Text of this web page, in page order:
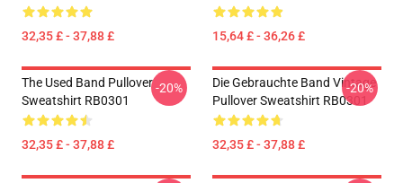
32,35 £ - 37,88 £ 15,64 £ - 36,26 £
The Used Band Pullover
Sweatshirt RB0301
32,35 £ - 37,88 £
-20%
Die Gebrauchte Band Vintage
Pullover Sweatshirt RB0301
32,35 £ - 37,88 £
-20%